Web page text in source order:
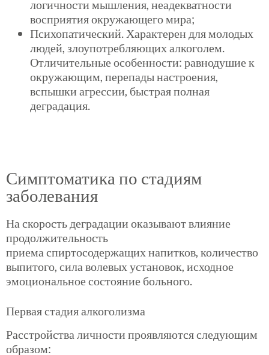
логичности мышления, неадекватности
восприятия окружающего мира;
Психопатический. Характерен для молодых
людей, злоупотребляющих алкоголем.
Отличительные особенности: равнодушие к
окружающим, перепады настроения,
вспышки агрессии, быстрая полная
деградация.
Симптоматика по стадиям
заболевания
На скорость деградации оказывают влияние
продолжительность
приема спиртосодержащихнапитков, количество
выпитого, сила волевых установок, исходное
эмоциональное состояние больного.
Первая стадия алкоголизма
Расстройства личности проявляются следующим
образом: